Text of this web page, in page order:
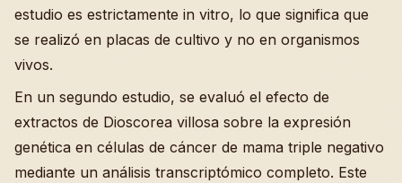
estudio es estrictamente in vitro, lo que significa que
se realizó en placas de cultivo y no en organismos
vivos.
En un segundo estudio, se evaluó el efecto de
extractos de Dioscorea villosa sobre la expresión
genética en células de cáncer de mama triple negativo
mediante un análisis transcriptómico completo. Este